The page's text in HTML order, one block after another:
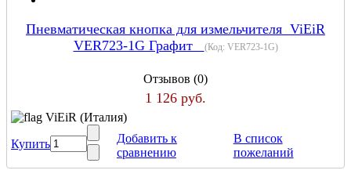
Пневматическая кнопка для измельчителя ViEiR
VER723-1G Графит
(Код: VER723-1G)
Отзывов (0)
1 126 руб.
ViEiR (Италия)
Купить
Добавить к
сравнению
В список
пожеланий